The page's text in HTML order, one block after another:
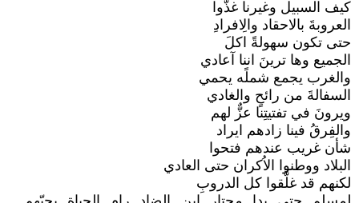
كيف السبيل وغيرنا غذّوا
العروبةَ بالاحقاد والِافرادِ
حتى تكون سهولةً اكلَ
الجميع وها ترينَ اننا آعادي
والغرب يجمع شملًه يحمي
السفالةَ من رائحٍ والغادي
ويرونَ في تفتيتِنا عزٌّ لهم
والفِرقُ فينا زادهم ايراد
شأن غريب عندهم فتحوا
البلاد ووطنوا الاُكران حتى العادي
لكنهم قد غلًّقوا كل الدروبِ